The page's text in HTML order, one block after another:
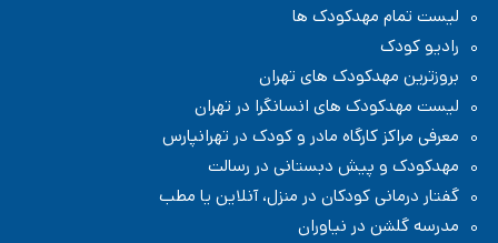
لیست تمام مهدکودک ها
رادیو کودک
بروزترین مهدکودک های تهران
لیست مهدکودک های انسانگرا در تهران
معرفی مراکز کارگاه مادر و کودک در تهرانپارس
مهدکودک و پیش دبستانی در رسالت
گفتار درمانی کودکان در منزل، آنلاین یا مطب
مدرسه گلشن در نیاوران